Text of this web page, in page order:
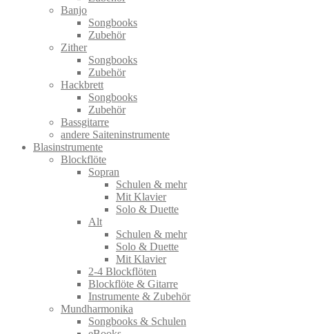
Banjo
Songbooks
Zubehör
Zither
Songbooks
Zubehör
Hackbrett
Songbooks
Zubehör
Bassgitarre
andere Saiteninstrumente
Blasinstrumente
Blockflöte
Sopran
Schulen & mehr
Mit Klavier
Solo & Duette
Alt
Schulen & mehr
Solo & Duette
Mit Klavier
2-4 Blockflöten
Blockflöte & Gitarre
Instrumente & Zubehör
Mundharmonika
Songbooks & Schulen